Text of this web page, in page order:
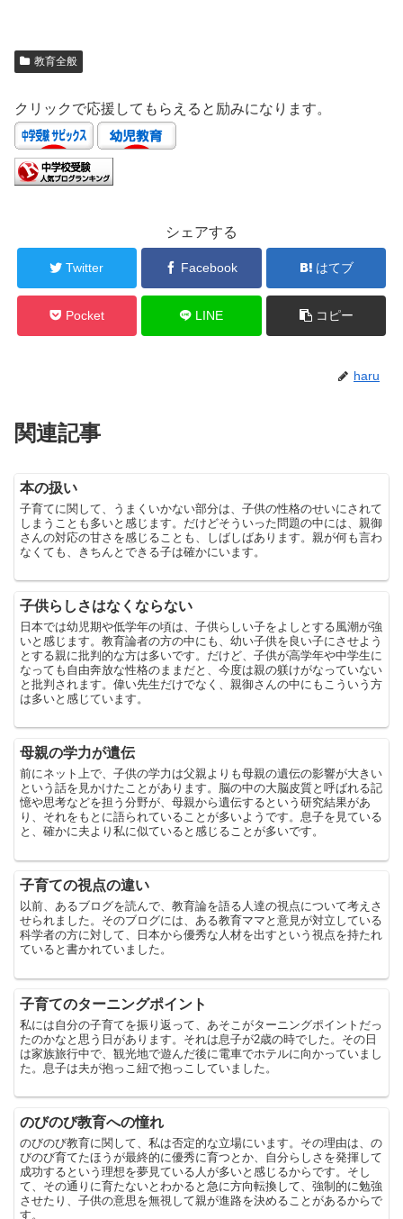
教育全般
クリックで応援してもらえると励みになります。
シェアする
Twitter Facebook はてブ
Pocket LINE コピー
haru
関連記事
本の扱い
子育てに関して、うまくいかない部分は、子供の性格のせいにされて
しまうことも多いと感じます。だけどそういった問題の中には、親御
さんの対応の甘さを感じることも、しばしばあります。親が何も言わ
なくても、きちんとできる子は確かにいます。
子供らしさはなくならない
日本では幼児期や低学年の頃は、子供らしい子をよしとする風潮が強
いと感じます。教育論者の方の中にも、幼い子供を良い子にさせよう
とする親に批判的な方は多いです。だけど、子供が高学年や中学生に
なっても自由奔放な性格のままだと、今度は親の躾けがなっていない
と批判されます。偉い先生だけでなく、親御さんの中にもこういう方
は多いと感じています。
母親の学力が遺伝
前にネット上で、子供の学力は父親よりも母親の遺伝の影響が大きい
という話を見かけたことがあります。脳の中の大脳皮質と呼ばれる記
憶や思考などを担う分野が、母親から遺伝するという研究結果があ
り、それをもとに語られていることが多いようです。息子を見ている
と、確かに夫より私に似ていると感じることが多いです。
子育ての視点の違い
以前、あるブログを読んで、教育論を語る人達の視点について考えさ
せられました。そのブログには、ある教育ママと意見が対立している
科学者の方に対して、日本から優秀な人材を出すという視点を持たれ
ていると書かれていました。
子育てのターニングポイント
私には自分の子育てを振り返って、あそこがターニングポイントだっ
たのかなと思う日があります。それは息子が2歳の時でした。その日
は家族旅行中で、観光地で遊んだ後に電車でホテルに向かっていまし
た。息子は夫が抱っこ紐で抱っこしていました。
のびのび教育への憧れ
のびのび教育に関して、私は否定的な立場にいます。その理由は、の
びのび育てたほうが最終的に優秀に育つとか、自分らしさを発揮して
成功するという理想を夢見ている人が多いと感じるからです。そし
て、その通りに育たないとわかると急に方向転換して、強制的に勉強
させたり、子供の意思を無視して親が進路を決めることがあるからで
す。